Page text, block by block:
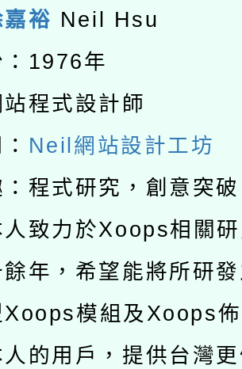
優單位及節水達
府115年70歲以
康講座「吃得安
鼓勵退休同仁踴
學年度第2次
結果公告(無人
動共學行動站研
理115年度閱讀
推動專業研習
能─人工智慧
位素養講師名單
位內容與教學軟
赴陸應申請許可
濟部水利署委託
裕 Neil Hsu
1976年
程式設計師
Neil網站設計工坊
：程式研究，創意突
人致力於Xoops相關
年，希望能將所研
Xoops模組及Xoops
的用戶，提供台灣